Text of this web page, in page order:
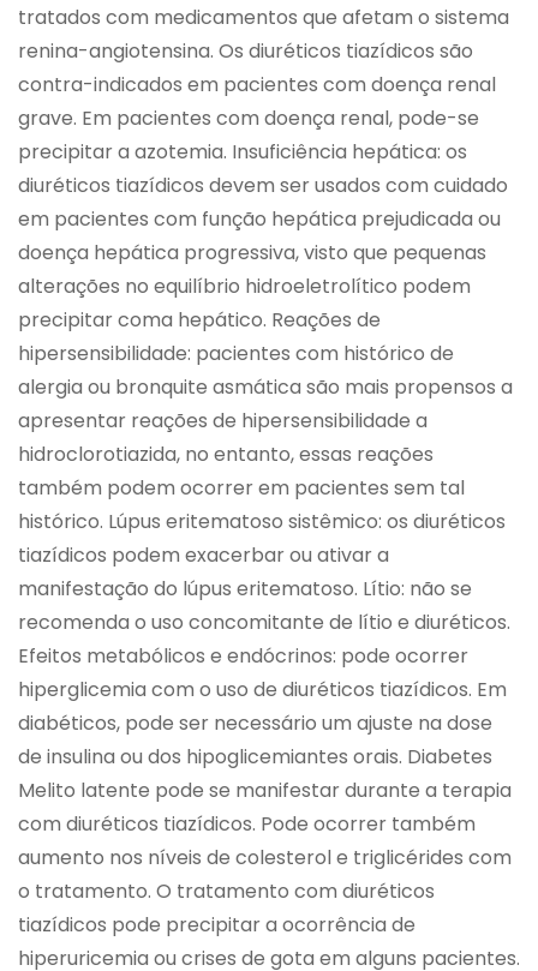
tratados com medicamentos que afetam o sistema
renina-angiotensina. Os diuréticos tiazídicos são
contra-indicados em pacientes com doença renal
grave. Em pacientes com doença renal, pode-se
precipitar a azotemia. Insuficiência hepática: os
diuréticos tiazídicos devem ser usados com cuidado
em pacientes com função hepática prejudicada ou
doença hepática progressiva, visto que pequenas
alterações no equilíbrio hidroeletrolítico podem
precipitar coma hepático. Reações de
hipersensibilidade: pacientes com histórico de
alergia ou bronquite asmática são mais propensos a
apresentar reações de hipersensibilidade a
hidroclorotiazida, no entanto, essas reações
também podem ocorrer em pacientes sem tal
histórico. Lúpus eritematoso sistêmico: os diuréticos
tiazídicos podem exacerbar ou ativar a
manifestação do lúpus eritematoso. Lítio: não se
recomenda o uso concomitante de lítio e diuréticos.
Efeitos metabólicos e endócrinos: pode ocorrer
hiperglicemia com o uso de diuréticos tiazídicos. Em
diabéticos, pode ser necessário um ajuste na dose
de insulina ou dos hipoglicemiantes orais. Diabetes
Melito latente pode se manifestar durante a terapia
com diuréticos tiazídicos. Pode ocorrer também
aumento nos níveis de colesterol e triglicérides com
o tratamento. O tratamento com diuréticos
tiazídicos pode precipitar a ocorrência de
hiperuricemia ou crises de gota em alguns pacientes.